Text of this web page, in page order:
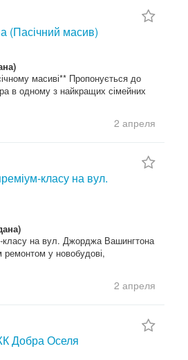
(Пасічний масив)
масиві** Пропонується до
в одному з найкращих сімейних
2 апреля
класу на вул.
класу на вул. Джорджа Вашингтона
ремонтом у новобудові,
2 апреля
Добра Оселя